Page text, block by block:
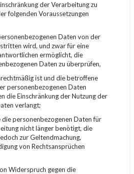
der Verarbeitung zu
folgenden Voraussetzungen
Daten von der
wird, und zwar für eine
ermöglicht, die
Daten zu überprüfen,
ist und die betroffene
personenbezogenen Daten
die Einschränkung der Nutzung der
verlangt;
personenbezogenen Daten für
nicht länger benötigt, die
zur Geltendmachung,
von Rechtsansprüchen
Widerspruch gegen die